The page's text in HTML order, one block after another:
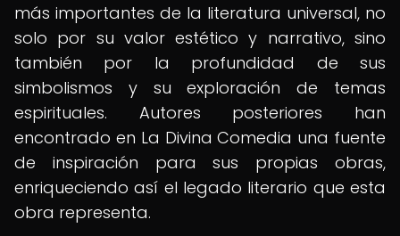
más importantes de la literatura universal, no
solo por su valor estético y narrativo, sino
también por la profundidad de sus
simbolismos y su exploración de temas
espirituales. Autores posteriores han
encontrado en La Divina Comedia una fuente
de inspiración para sus propias obras,
enriqueciendo así el legado literario que esta
obra representa.